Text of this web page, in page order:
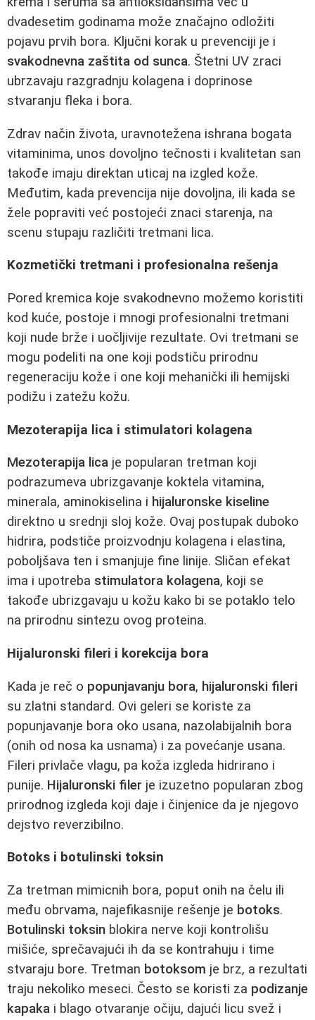
dvadesetim godinama može značajno odložiti
pojavu prvih bora. Ključni korak u prevenciji je i
svakodnevna zaštita od sunca. Štetni UV zraci
ubrzavaju razgradnju kolagena i doprinose
stvaranju fleka i bora.
Zdrav način života, uravnotežena ishrana bogata
vitaminima, unos dovoljno tečnosti i kvalitetan san
takođe imaju direktan uticaj na izgled kože.
Međutim, kada prevencija nije dovoljna, ili kada se
žele popraviti već postojeći znaci starenja, na
scenu stupaju različiti tretmani lica.
Kozmetički tretmani i profesionalna rešenja
Pored kremica koje svakodnevno možemo koristiti
kod kuće, postoje i mnogi profesionalni tretmani
koji nude brže i uočljivije rezultate. Ovi tretmani se
mogu podeliti na one koji podstiču prirodnu
regeneraciju kože i one koji mehanički ili hemijski
podižu i zatežu kožu.
Mezoterapija lica i stimulatori kolagena
Mezoterapija lica je popularan tretman koji
podrazumeva ubrizgavanje koktela vitamina,
minerala, aminokiselina i hijaluronske kiseline
direktno u srednji sloj kože. Ovaj postupak duboko
hidrira, podstiče proizvodnju kolagena i elastina,
poboljšava ten i smanjuje fine linije. Sličan efekat
ima i upotreba stimulatora kolagena, koji se
takođe ubrizgavaju u kožu kako bi se potaklo telo
na prirodnu sintezu ovog proteina.
Hijaluronski fileri i korekcija bora
Kada je reč o popunjavanju bora, hijaluronski fileri
su zlatni standard. Ovi geleri se koriste za
popunjavanje bora oko usana, nazolabijalnih bora
(onih od nosa ka usnama) i za povećanje usana.
Fileri privlače vlagu, pa koža izgleda hidrirano i
punije. Hijaluronski filer je izuzetno popularan zbog
prirodnog izgleda koji daje i činjenice da je njegovo
dejstvo reverzibilno.
Botoks i botulinski toksin
Za tretman mimicnih bora, poput onih na čelu ili
među obrvama, najefikasnije rešenje je botoks.
Botulinski toksin blokira nerve koji kontrolišu
mišiće, sprečavajući ih da se kontrahuju i time
stvaraju bore. Tretman botoksom je brz, a rezultati
traju nekoliko meseci. Često se koristi za podizanje
kapaka i blago otvaranje očiju, dajući licu svež i